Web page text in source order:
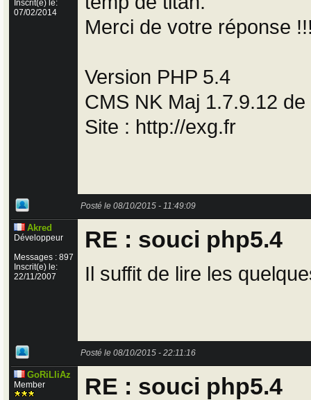
Inscrit(e) le:
07/02/2014
Merci de votre réponse
Version PHP 5.4
CMS NK Maj 1.7.9.12
Site : http://exg.fr
Posté le 08/10/2015 - 11:49:09
Akred
Développeur
Messages : 897
Inscrit(e) le:
22/11/2007
RE : souci php5.4
Il suffit de lire les
Posté le 08/10/2015 - 22:11:16
GoRiLliAz
Member RE : souci php5.4